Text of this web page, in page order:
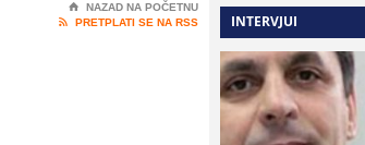
⌂
NAZAD NA POČETNU

PRETPLATI SE NA RSS INTERVJUI